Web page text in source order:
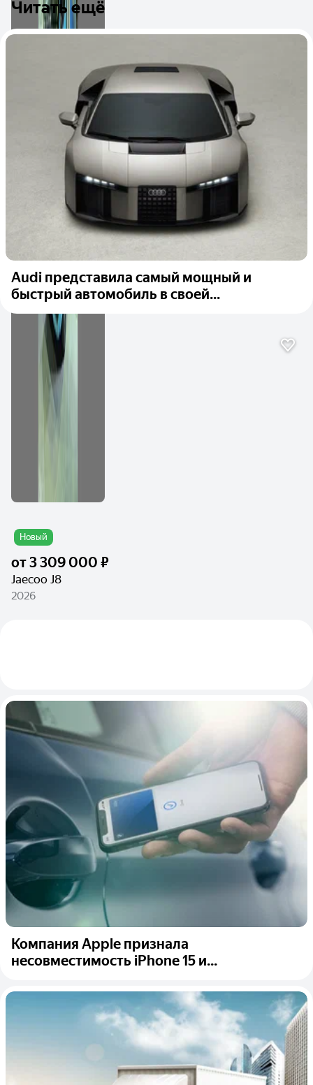
Читать ещё
Audi представила самый мощный и
быстрый автомобиль в своей...
Новый
от3 309 000 ₽
Jaecoo J8
2026
Компания Apple признала
несовместимость iPhone 15 и...